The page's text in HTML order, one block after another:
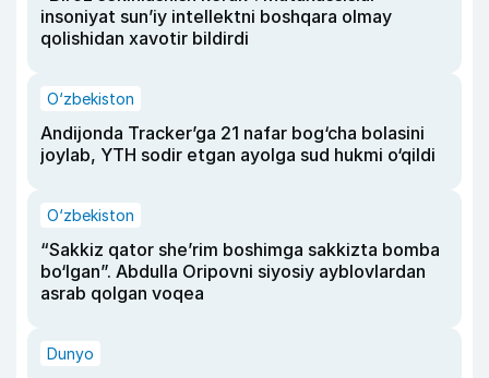
insoniyat sun’iy intellektni boshqara olmay
qolishidan xavotir bildirdi
O‘zbekiston
Andijonda Tracker’ga 21 nafar bog‘cha bolasini
joylab, YTH sodir etgan ayolga sud hukmi o‘qildi
O‘zbekiston
“Sakkiz qator she’rim boshimga sakkizta bomba
bo‘lgan”. Abdulla Oripovni siyosiy ayblovlardan
asrab qolgan voqea
Dunyo